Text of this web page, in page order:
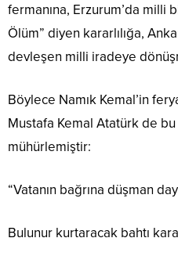
fermanına, Erzurum’da milli
Ölüm” diyen kararlılığa,
devleşen milli iradeye
Böylece Namık Kemal’in
Mustafa Kemal Atatürk de bu
mühürlemiştir:
“Vatanın bağrına düşman
Bulunur kurtaracak bahtı